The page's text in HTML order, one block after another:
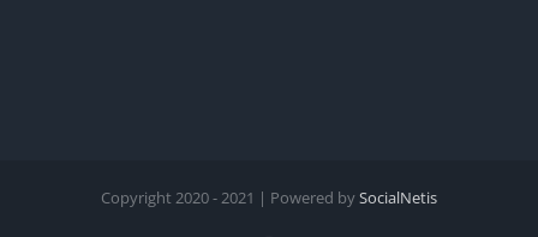
Copyright 2020 - 2021 | Powered bySocialNetis